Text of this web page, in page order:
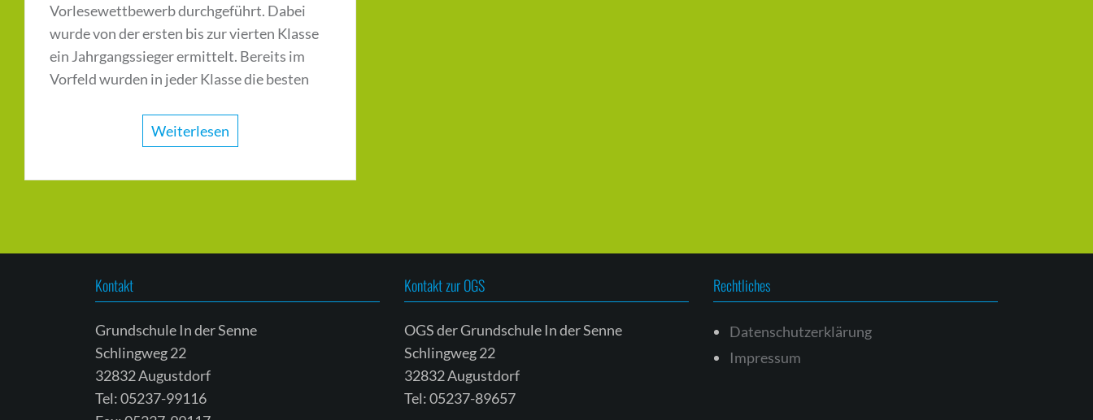
Vorlesewettbewerb durchgeführt. Dabei
wurde von der ersten bis zur vierten Klasse
ein Jahrgangssieger ermittelt. Bereits im
Vorfeld wurden in jeder Klasse die besten
Weiterlesen
Kontakt
Grundschule In der Senne
Schlingweg 22
32832 Augustdorf
Tel: 05237-99116
Kontakt zur OGS
OGS der Grundschule In der Senne
Schlingweg 22
32832 Augustdorf
Tel: 05237-89657
Rechtliches
Datenschutzerklärung
Impressum